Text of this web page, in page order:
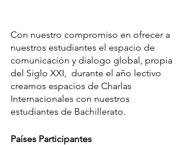
Con nuestro compromiso en ofrecer a
nuestros estudiantes el espacio de
comunicación y dialogo global, propia
del Siglo XXI,  durante el año lectivo
creamos espacios de Charlas
Internacionales con nuestros
estudiantes de Bachillerato.
Países Participantes